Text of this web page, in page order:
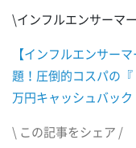
\インフルエンサーマ
【インフルエンサー
題！圧倒的コスパの
万円キャッシュバック
\ この記事をシェア /